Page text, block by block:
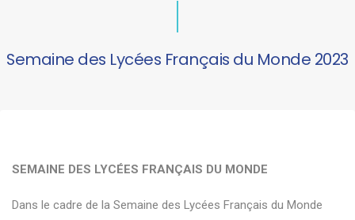
Semaine des Lycées Français du Monde 2023
SEMAINE DES LYCÉES FRANÇAIS DU MONDE
Dans le cadre de la Semaine des Lycées Français du Monde